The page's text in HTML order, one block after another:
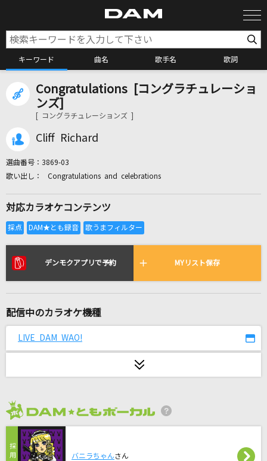
キーワード 曲名 歌手名 歌詞
カラオケ検索
カラオケ店舗検索
カラオケリクエスト
リアルタイムで歌われている曲の一覧
[生音]花に亡霊
アイノカタチ feat.HIDE(GReeeeN)
Misia
[生音]a kind of love～BULLET TRAIN Arena
Tour 2018 GOLDEN EPOCHより～
瀬戸の花嫁
小柳ルミ子(rumico)
Congratulations [コングラチュレーショ
ンズ]
[ コングラチュレーションズ ]
Cliff Richard
選曲番号： 3869-03
Congratulations and celebrations
対応カラオケコンテンツ
デンモクアプリで予約 MYリスト保存
配信中のカラオケ機種
LIVE DAM WAO!
バニラちゃんさん